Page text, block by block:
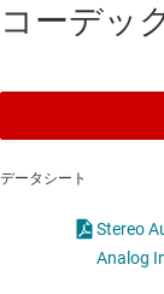
コーデッ
データシート
Stereo
Analog